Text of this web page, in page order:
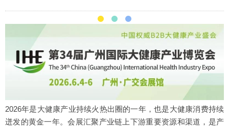
2026年是大健康产业持续火热出圈的一年，也是大健康消费持续
迸发的黄金一年。会展汇聚产业链上下游重要资源和渠道，是产